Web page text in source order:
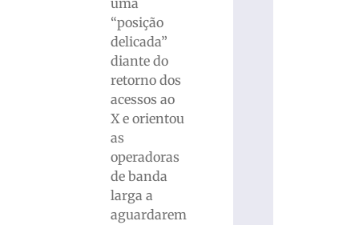
uma
“posição
delicada”
diante do
retorno dos
acessos ao
X e orientou
as
operadoras
de banda
larga a
aguardarem